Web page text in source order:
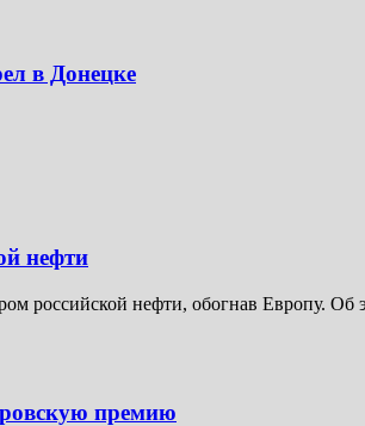
в Донецке
нефти
российской нефти, обогнав Европу. Об
премию